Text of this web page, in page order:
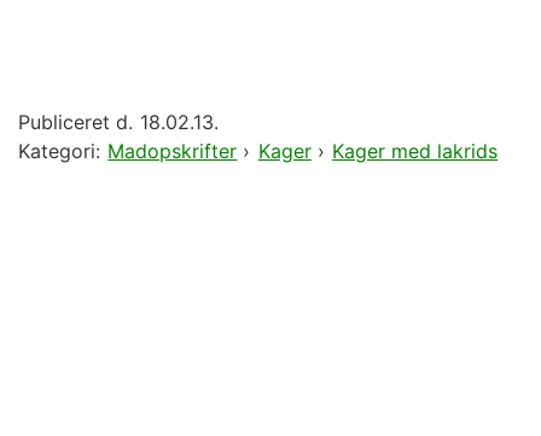
Publiceret d. 18.02.13.
Kategori: Madopskrifter › Kager› Kager med lakrids